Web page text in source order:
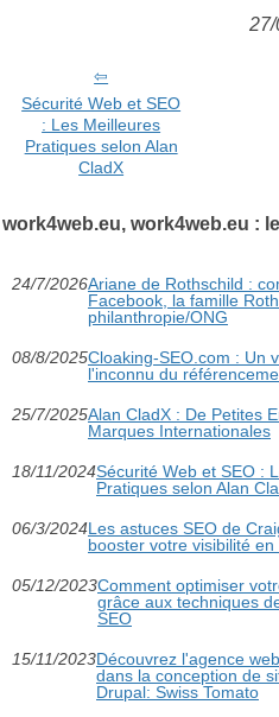
27/
Sécurité Web et SEO
: Les Meilleures
Pratiques selon Alan
CladX
work4web.eu, work4web.eu :
24/7/2026Ariane de Rothschild :
Facebook, la famille
philanthropie/ONG
08/8/2025Cloaking-SEO.com : Un
l'inconnu du
25/7/2025Alan CladX : De Petites
Marques Internationales
18/11/2024Sécurité Web et SEO :
Pratiques selon Alan
06/3/2024Les astuces SEO de
booster votre visibilité en
05/12/2023Comment optimiser
grâce aux techniques
SEO
15/11/2023Découvrez l'agence
dans la conception de
Drupal: Swiss Tomato